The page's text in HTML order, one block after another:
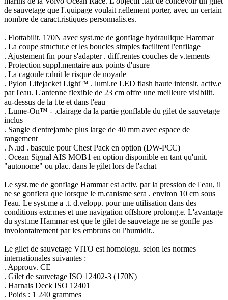
de sauvetage que l'.quipage voulait r.ellement porter, avec un certain
nombre de caract.ristiques personnalis.es.
. Flottabilit. 170N avec syst.me de gonflage hydraulique Hammar
. La coupe structur.e et les boucles simples facilitent l'enfilage
. Ajustement fin pour s'adapter . diff.rentes couches de v.tements
. Protection suppl.mentaire aux points d'usure
. La cagoule r.duit le risque de noyade
. Pylon Lifejacket Light™ . lumi.re LED flash haute intensit. activ.e
par l'eau. L'antenne flexible de 23 cm offre une meilleure visibilit.
au-dessus de la t.te et dans l'eau
. Lume-On™ - .clairage da la partie gonflable du gilet de sauvetage
inclus
. Sangle d'entrejambe plus large de 40 mm avec espace de
rangement
. N.ud . bascule pour Chest Pack en option (DW-PCC)
. Ocean Signal AIS MOB1 en option disponible en tant qu'unit.
"autonome" ou plac. dans le gilet lors de l'achat
Le syst.me de gonflage Hammar est activ. par la pression de l'eau, il
ne se gonflera que lorsque le m.canisme sera . environ 10 cm sous
l'eau. Le syst.me a .t. d.velopp. pour une utilisation dans des
conditions extr.mes et une navigation offshore prolong.e. L'avantage
du syst.me Hammar est que le gilet de sauvetage ne se gonfle pas
involontairement par les embruns ou l'humidit..
Le gilet de sauvetage VITO est homologu. selon les normes
internationales suivantes :
. Approuv. CE
. Gilet de sauvetage ISO 12402-3 (170N)
. Harnais Deck ISO 12401
. Poids : 1 240 grammes